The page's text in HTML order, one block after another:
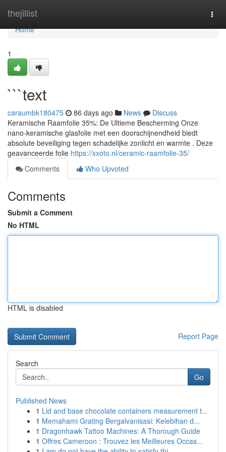
thejillist
Home
Home
1
```text
caraumbk180475 86 days ago News
Discuss
Keramische Raamfolie 35%: De Ultieme Bescherming Onze
nano-keramische glasfolie met een doorschijnendheid biedt
absolute beveiliging tegen schadelijke zonlicht en warmte . Deze
geavanceerde folie https://xxoto.nl/ceramic-raamfolie-35/
Comments
Who Upvoted
Comments
Submit a Comment
No HTML
HTML is disabled
Report Page
Search
Go
Published News
1 Lid and base chocolate containers measurement t...
1 Memahami Grating Bergalvanisasi: Kelebihan d...
1 Dragonhawk Tattoo Machines: A Thorough Guide
1 Offres Cameroon : Trouvez les Meilleures Occas...